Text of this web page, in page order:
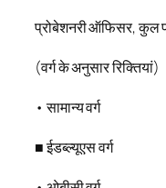
प्रोबेशनरी ऑफिसर, कुल
(वर्ग के अनुसार रिक्तियां)
• सामान्य वर्ग
■ ईडब्ल्यूएस वर्ग